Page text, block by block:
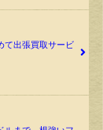
て出張買取サービ